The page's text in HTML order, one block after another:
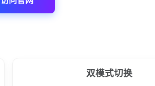
双模式切换